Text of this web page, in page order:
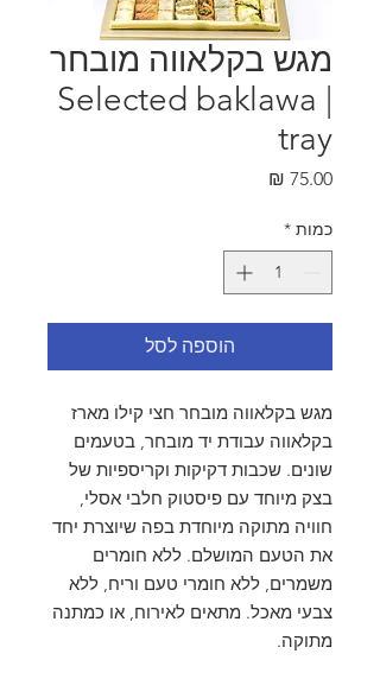
מגש בקלאווה מובחר
| Selected baklawa
tray
כמות *
הוספה לסל
מגש בקלאווה מובחר חצי קילו מארז
בקלאווה עבודת יד מובחר, בטעמים
שונים. שכבות דקיקות וקריספיות של
בצק מיוחד עם פיסטוק חלבי אסלי,
חוויה מתוקה מיוחדת בפה שיוצרת יחד
את הטעם המושלם. ללא חומרים
משמרים, ללא חומרי טעם וריח, ללא
צבעי מאכל. מתאים לאירוח, או כמתנה
מתוקה.